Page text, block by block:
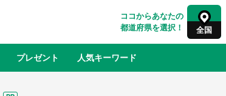
ココからあなたの
都道府県を選択！
全国
プレゼント 人気キーワード